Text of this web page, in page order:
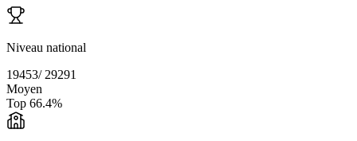
Niveau national
19453/ 29291
Moyen
Top 66.4%